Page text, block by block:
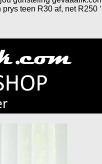
teen R30 af, net R250